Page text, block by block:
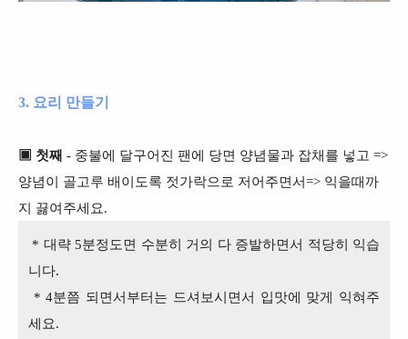
3. 요리 만들기
▣ 첫째 - 중불에 달구어진 팬에 당면 양념물과 잡채를 넣고 =>
양념이 골고루 배이도록 젓가락으로 저어주면서=> 익을때까
지 끓여주세요.
* 대략 5분정도면 수분히 거의 다 증발하면서 적당히 익습
니다.
* 4분쯤 되면서부터는 드셔보시면서 입맛에 맞게 익혀주
세요.